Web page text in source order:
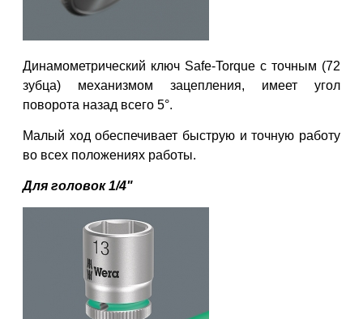
Динамометрический ключ Safe-Torque с точным (72
зубца) механизмом зацепления, имеет угол
поворота назад всего 5°.
Малый ход обеспечивает быструю иточную работу
во всех положениях работы.
Для головок 1/4"